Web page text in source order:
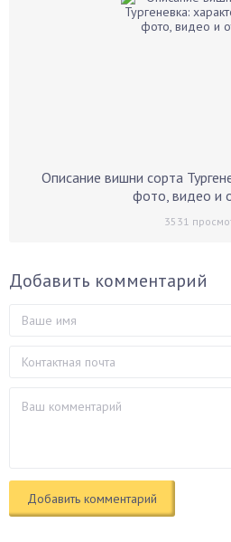
Описание вишни сорта
фото, видео и
3531
Добавить комментарий